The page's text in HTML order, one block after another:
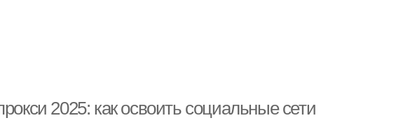
2025: как освоить социальные сети